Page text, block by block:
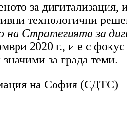
за
технологични
на Стратегията за
2020 г., и е с фокус
за града теми.
на София (СДТС)